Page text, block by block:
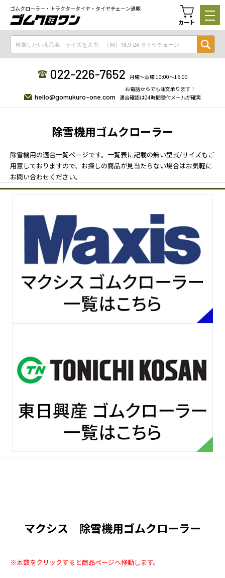
ゴムクローラー・トラクタータイヤ・タイヤチェーン通販
カート
022-226-7652 月曜〜金曜 10:00〜16:00
hello@gomukuro-one.com
お電話からでも注文承ります！
適合確認は24時間受付メールが確実
除雪機用ゴムクローラー
除雪機用の適合一覧ページです。一覧表に記載の無い型式/サイズもご
用意しておりますので、お探しの商品が見当たらない場合はお気軽に
お問い合わせください。
マクシス 除雪機用ゴムクローラー
※本数をクリックすると商品ページへ移動します。